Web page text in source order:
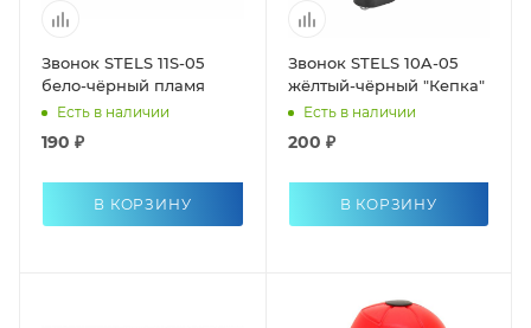
Звонок STELS 11S-05
бело-чёрный пламя
Есть в наличии
190 ₽
В КОРЗИНУ
Звонок STELS 10A-05
жёлтый-чёрный "Кепка"
Есть в наличии
200 ₽
В КОРЗИНУ